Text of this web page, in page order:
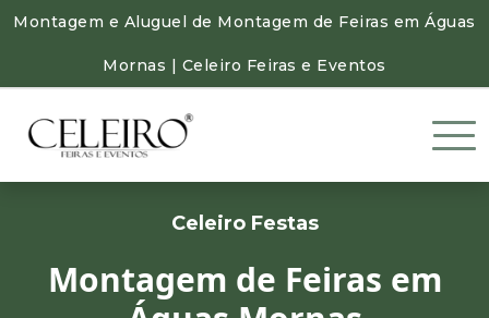
Montagem e Aluguel de Montagem de Feiras em Águas
Mornas | Celeiro Feiras e Eventos
Celeiro Festas
Montagem de Feiras em